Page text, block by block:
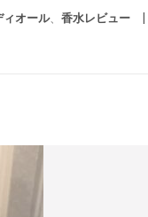
ィオール、 香水レビュー